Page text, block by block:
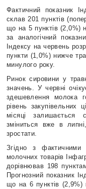
Фактичний показник
склав 201 пунктів
що на 5 пунктів (2,0%)
за аналогічний
Індексу на червень
пункти (1,0%) нижче
минулого року.
Ринок сировини у
значень. У червні
здешевлення молока
рівень закупівельних
місяці
зміниться вже в
зростати.
Згідно з фактичними
молочних товарів
дорівнював 198
Прогнозний показник
що на 6 пунктів (2,9%)